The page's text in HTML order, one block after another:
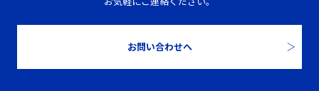
お問い合わせへ